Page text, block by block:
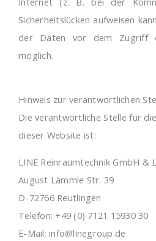
Sicherheitslücken aufweisen
der Daten vor dem Zugriff
möglich.
Hinweis zur verantwortlichen
Die verantwortliche Stelle für
dieser Website ist:
LINE Reinraumtechnik GmbH &
August Lämmle Str. 39
D-72766 Reutlingen
Telefon: +49 (0) 7121 15930 30
E-Mail: info@linegroup.de